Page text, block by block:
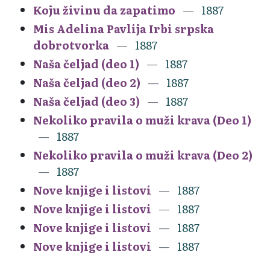
Koju živinu da zapatimo
1887
Mis Adelina Pavlija Irbi srpska
dobrotvorka
1887
Naša čeljad (deo 1)
1887
Naša čeljad (deo 2)
1887
Naša čeljad (deo 3)
1887
Nekoliko pravila o muži krava (Deo 1)
1887
Nekoliko pravila o muži krava (Deo 2)
1887
Nove knjige i listovi
1887
Nove knjige i listovi
1887
Nove knjige i listovi
1887
Nove knjige i listovi
1887